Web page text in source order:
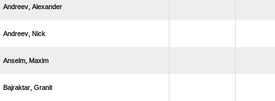
 
 
 
 